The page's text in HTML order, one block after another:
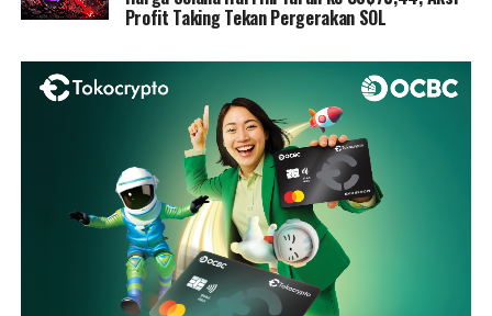
Profit Taking Tekan Pergerakan SOL